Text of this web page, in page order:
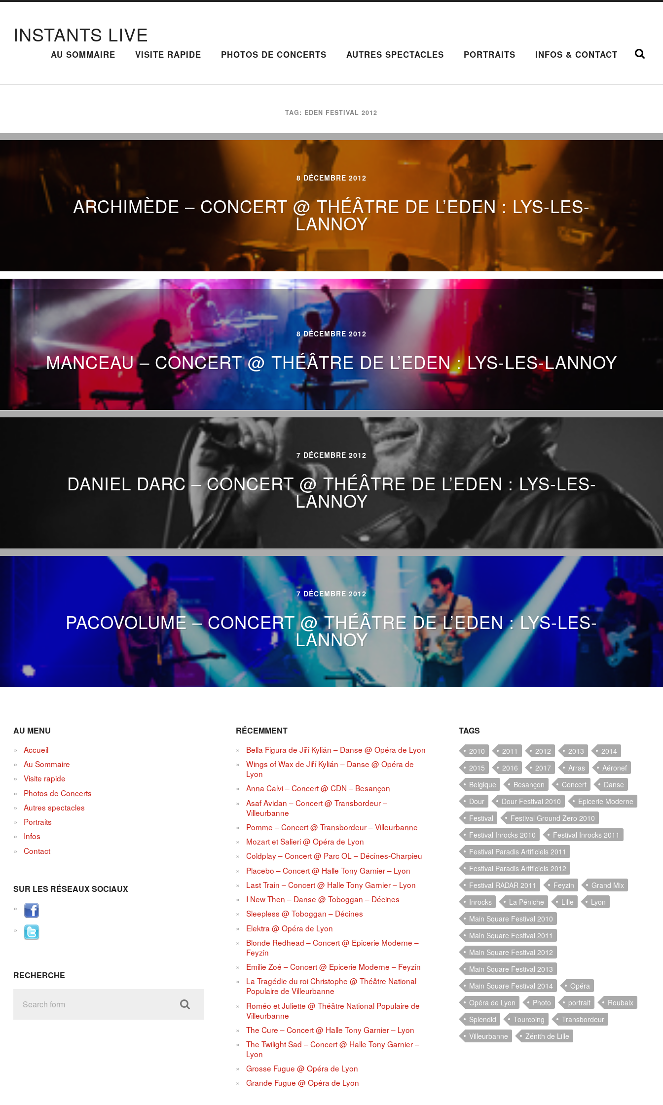
INSTANTS LIVE
AU SOMMAIRE VISITE RAPIDE PHOTOS DE CONCERTS AUTRES SPECTACLES PORTRAITS INFOS & CONTACT
TAG: EDEN FESTIVAL 2012
8 DÉCEMBRE 2012
ARCHIMÈDE – CONCERT @ THÉÂTRE DE L’EDEN : LYS-LES-
LANNOY
8 DÉCEMBRE 2012
MANCEAU – CONCERT @ THÉÂTRE DE L’EDEN : LYS-LES-LANNOY
7 DÉCEMBRE 2012
DANIEL DARC – CONCERT @ THÉÂTRE DE L’EDEN : LYS-LES-
LANNOY
7 DÉCEMBRE 2012
PACOVOLUME – CONCERT @ THÉÂTRE DE L’EDEN : LYS-LES-
LANNOY
AU MENU
Accueil
Au Sommaire
Visite rapide
Photos de Concerts
Autres spectacles
Portraits
Infos
Contact
SUR LES RÉSEAUX SOCIAUX
RECHERCHE
RÉCEMMENT
Bella Figura de Jiří Kylián – Danse @ Opéra de Lyon
Wings of Wax de Jiří Kylián – Danse @ Opéra de
Lyon
Anna Calvi – Concert @ CDN – Besançon
Asaf Avidan – Concert @ Transbordeur –
Villeurbanne
Pomme – Concert @ Transbordeur – Villeurbanne
Mozart et Salieri @ Opéra de Lyon
Coldplay – Concert @ Parc OL – Décines-Charpieu
Placebo – Concert @ Halle Tony Garnier – Lyon
Last Train – Concert @ Halle Tony Garnier – Lyon
I New Then – Danse @ Toboggan – Décines
Sleepless @ Toboggan – Décines
Elektra @ Opéra de Lyon
Blonde Redhead – Concert @ Epicerie Moderne –
Feyzin
Emilie Zoé – Concert @ Epicerie Moderne – Feyzin
La Tragédie du roi Christophe @ Théâtre National
Populaire de Villeurbanne
Roméo et Juliette @ Théâtre National Populaire de
Villeurbanne
The Cure – Concert @ Halle Tony Garnier – Lyon
The Twilight Sad – Concert @ Halle Tony Garnier –
Lyon
Grosse Fugue @ Opéra de Lyon
Grande Fugue @ Opéra de Lyon
TAGS
2010 2011 2012 2013
2014
2015
2016 2017 Arras
Aéronef
Belgique
Besançon Concert
Danse
Dour
Dour Festival 2010
Epicerie Moderne
Festival
Festival Ground Zero 2010
Festival Inrocks 2010
Festival Inrocks 2011
Festival Paradis Artificiels 2011
Festival Paradis Artificiels 2012
Festival RADAR 2011
Feyzin
Grand Mix
Inrocks
La Péniche Lille
Lyon
Main Square Festival 2010
Main Square Festival 2011
Main Square Festival 2012
Main Square Festival 2013
Main Square Festival 2014
Opéra
Opéra de Lyon
Photo portrait
Roubaix
Splendid
Tourcoing
Transbordeur
Villeurbanne
Zénith de Lille